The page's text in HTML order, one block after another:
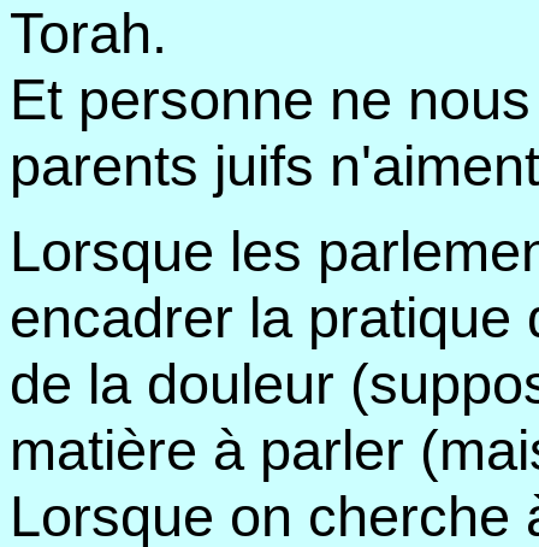
Torah.
Et personne ne
parents juifs
Lorsque les
encadrer la pratique
de la douleur
matière à parler
Lorsque on cherche